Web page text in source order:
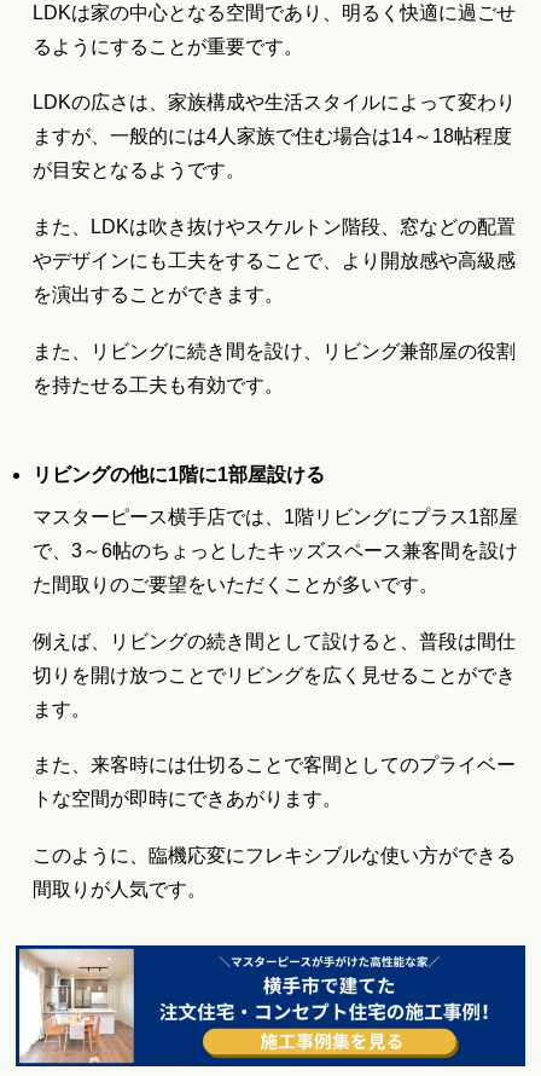
LDKは家の中心となる空間であり、明るく快適に過ごせ
るようにすることが重要です。
LDKの広さは、家族構成や生活スタイルによって変わり
ますが、一般的には4人家族で住む場合は14～18帖程度
が目安となるようです。
また、LDKは吹き抜けやスケルトン階段、窓などの配置
やデザインにも工夫をすることで、より開放感や高級感
を演出することができます。
また、リビングに続き間を設け、リビング兼部屋の役割
を持たせる工夫も有効です。
リビングの他に1階に1部屋設ける
マスターピース横手店では、1階リビングにプラス1部屋
で、3～6帖のちょっとしたキッズスペース兼客間を設け
た間取りのご要望をいただくことが多いです。
例えば、リビングの続き間として設けると、普段は間仕
切りを開け放つことでリビングを広く見せることができ
ます。
また、来客時には仕切ることで客間としてのプライベー
トな空間が即時にできあがります。
このように、臨機応変にフレキシブルな使い方ができる
間取りが人気です。